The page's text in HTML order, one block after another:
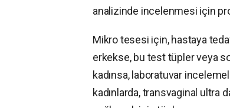
analizinde incelenmesi için
Mikro tesesi için, hastaya
erkekse, bu test tüpler veya
kadınsa, laboratuvar
kadınlarda, transvaginal ultra